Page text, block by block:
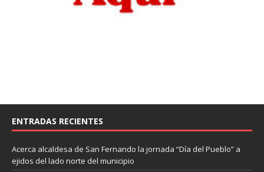
ENTRADAS RECIENTES
Acerca alcaldesa de San Fernando la jornada “Día del Pueblo” a
ejidos del lado norte del municipio